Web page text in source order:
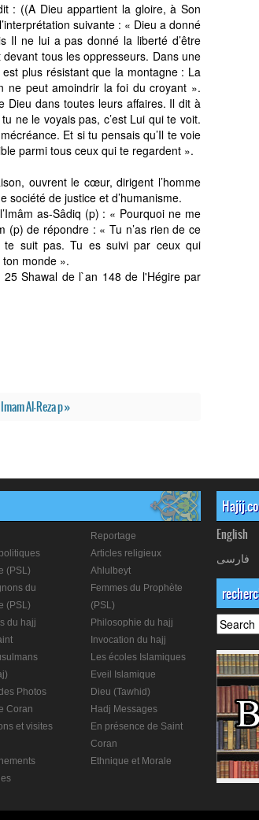
: ((A Dieu appartient la gloire, à Son
suivante : « Dieu a donné
Il ne lui a pas donné la liberté d’être
tous les oppresseurs. Dans une
plus résistant que la montagne : La
ne peut amoindrir la foi du croyant ».
Dieu dans toutes leurs affaires. Il dit à
ne le voyais pas, c’est Lui qui te voit.
Et si tu pensais qu’Il te voie
parmi tous ceux qui te regardent ».
ouvrent le cœur, dirigent l’homme
société de justice et d’humanisme.
as-Sâdiq (p) : « Pourquoi ne me
(p) de répondre : « Tu n’as rien de ce
te suit pas. Tu es suivi par ceux qui
monde ».
Shawal de l`an 148 de l'Hégire par
Imam Al-Reza p »
Reportage
Articles religieux
(PSL)
Ahlulbeyt
du
(PSL)
Femmes du Prophète
(PSL)
du hajj
Philosophie du hajj
Invocation du hajj
Les écoles Islamiques
Eveil Islamique
Photos
Dieu (Tawhid)
Coran
Hadj Messages
et visites
En présence de Saint
Coran
Ethnique et Morale
English
فارسی